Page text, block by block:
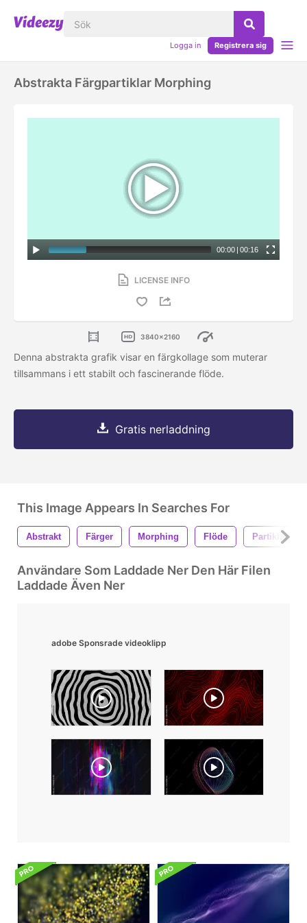
Logga in Registrera sig
Abstrakta Färgpartiklar Morphing
00:00 | 00:16
LICENSE INFO
3840x2160
Denna abstrakta grafik visar en färgkollage som muterar
tillsammans i ett stabilt och fascinerande flöde.
Gratis nerladdning
This Image Appears In Searches For
Abstrakt Färger Morphing Flöde Partiklar
Användare Som Laddade Ner Den Här Filen
Laddade Även Ner
adobe Sponsrade videoklipp